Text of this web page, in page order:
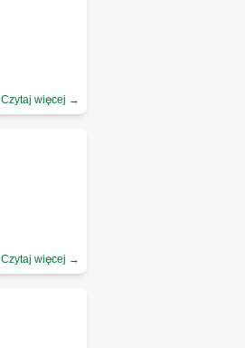
Czytaj więcej →
Czytaj więcej →